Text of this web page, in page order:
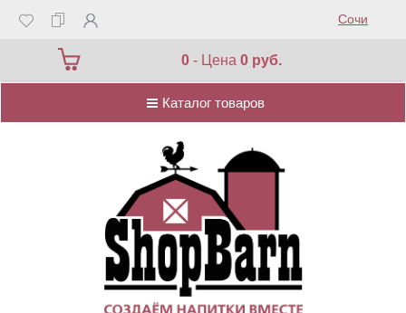
Сочи
0 - Цена0 руб.
Каталог товаров
Каталог товаров